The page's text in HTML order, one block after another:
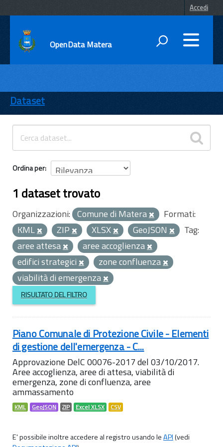
Accedi
OpenData Matera
ENTI
TEMI
INFORMAZIONI
Dataset
Ordina per
1 dataset trovato
Organizzazioni: Comune di Matera
Formati:
KML
ZIP XLSX GeoJSON
Tag:
aree attesa
aree accoglienza
edifici strategici
zone confluenza
viabilità di emergenza
RISULTATO DEL FILTRO
Piano Comunale di Protezione Civile - Elementi
di gestione dell'emergenza - C...
Approvazione DelC 00076-2017 del 03/10/2017.
Aree accoglienza, aree di attesa, viabilità di
emergenza, zone di confluenza, aree
ammassamento
KML GeoJSON ZIP Excel XLSX CSV
E' possibile inoltre accedere al registro usando leAPI(vedi